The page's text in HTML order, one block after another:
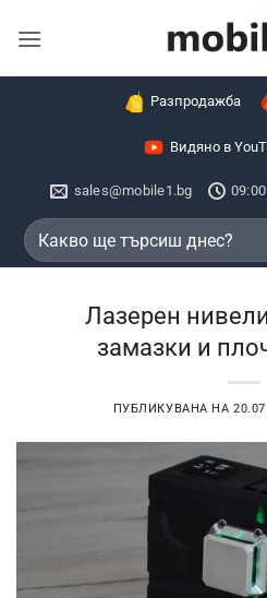
Разпродажба
Видяно в
sales@mobile1.bg
Търсене
за:
Лазерен
замазки и
ПУБЛИКУВАНА НА